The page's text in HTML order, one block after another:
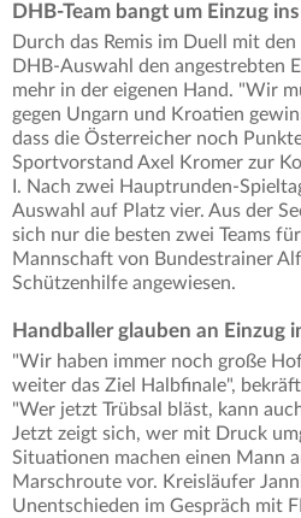
DHB-Team bangt um Einzug
Durch das Remis im Duell mit
DHB-Auswahl den angestrebten
mehr in der eigenen Hand. "Wir
gegen Ungarn und Kroatien
dass die Österreicher noch
Sportvorstand Axel Kromer zur
I. Nach zwei Hauptrunden-
Auswahl auf Platz vier. Aus der
sich nur die besten zwei Teams
Mannschaft von Bundestrainer
Schützenhilfe angewiesen.
Handballer glauben an Einzug
"Wir haben immer noch große
weiter das Ziel Halbfinale",
"Wer jetzt Trübsal bläst, kann
Jetzt zeigt sich, wer mit Druck
Situationen machen einen Mann
Marschroute vor. Kreisläufer
Unentschieden im Gespräch mit